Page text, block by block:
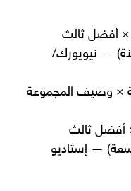
— نيويورك/
× وصيف المجموعة
— إستاديو